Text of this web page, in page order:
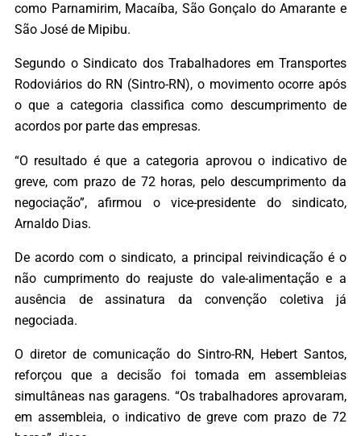
como Parnamirim, Macaíba, São Gonçalo do Amarante e
São José de Mipibu.
Segundo o Sindicato dos Trabalhadores em Transportes
Rodoviários do RN (Sintro-RN), o movimento ocorre após
o que a categoria classifica como descumprimento de
acordos por parte das empresas.
“O resultado é que a categoria aprovou o indicativo de
greve, com prazo de 72 horas, pelo descumprimento da
negociação”, afirmou o vice-presidente do sindicato,
Arnaldo Dias.
De acordo com o sindicato, a principal reivindicação é o
não cumprimento do reajuste do vale-alimentação e a
ausência de assinatura da convenção coletiva já
negociada.
O diretor de comunicação do Sintro-RN, Hebert Santos,
reforçou que a decisão foi tomada em assembleias
simultâneas nas garagens. “Os trabalhadores aprovaram,
em assembleia, o indicativo de greve com prazo de 72